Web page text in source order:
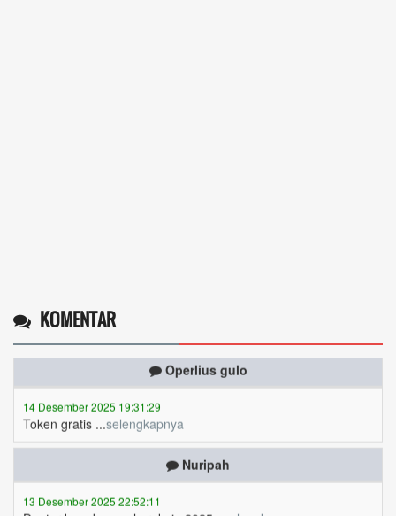
KOMENTAR
14 Desember 2025 19:31:29
Token gratis ...selengkapnya
Nuripah
Daptar kan dan usul prakeja 2025...selengkapnya